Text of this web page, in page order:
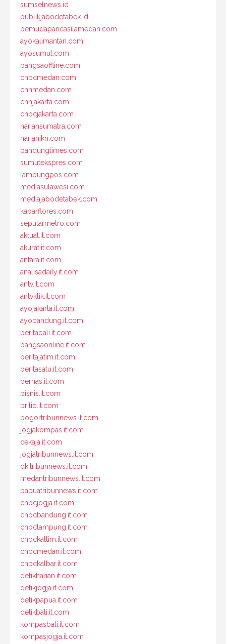
sumselnews.id
publikjabodetabek.id
pemudapancasilamedan.com
ayokalimantan.com
ayosumut.com
bangsaoffline.com
cnbcmedan.com
cnnmedan.com
cnnjakarta.com
cnbcjakarta.com
hariansumatra.com
harianikn.com
bandungtimes.com
sumutekspres.com
lampungpos.com
mediasulawesi.com
mediajabodetabek.com
kabarflores.com
seputarmetro.com
aktual.it.com
akurat.it.com
antara.it.com
analisadaily.it.com
antv.it.com
antvklik.it.com
ayojakarta.it.com
ayobandung.it.com
beritabali.it.com
bangsaonline.it.com
beritajatim.it.com
beritasatu.it.com
bernas.it.com
bisnis.it.com
brilio.it.com
bogortribunnews.it.com
jogjakompas.it.com
cekaja.it.com
jogjatribunnews.it.com
dkitribunnews.it.com
medantribunnews.it.com
papuatribunnews.it.com
cnbcjogja.it.com
cnbcbandung.it.com
cnbclampung.it.com
cnbckaltim.it.com
cnbcmedan.it.com
cnbckalbar.it.com
detikharian.it.com
detikjogja.it.com
detikpapua.it.com
detikbali.it.com
kompasbali.it.com
kompasjogja.it.com